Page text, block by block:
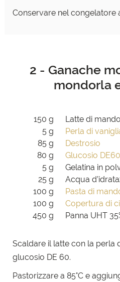
Conservare nel congelatore
2 - Ganache
mondorla
150 g
Latte di
5 g
Perla di
85 g
Destrosio
80 g
Glucosio DE60
5 g
Gelatina in
25 g
Acqua
100 g
Pasta di
100 g
Copertura di
450 g
Panna UHT
Scaldare il latte con la perla
glucosio DE 60.
Pastorizzare a 85°C e